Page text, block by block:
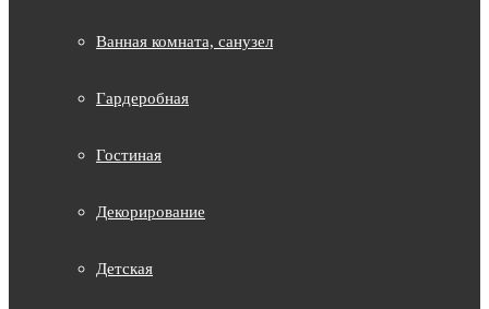
Ванная комната, санузел
Гардеробная
Гостиная
Декорирование
Детская